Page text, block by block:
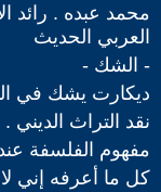
محمد عبده . رائد
العربي الحديث
- الشك -
ديكارت يشك في
نقد التراث الديني .
مفهوم الفلسفة
كل ما أعرفه إني